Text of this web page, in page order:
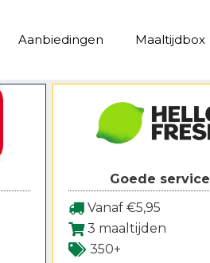
Aanbiedingen Maaltijdbox
Goede service
Vanaf €5,95
3 maaltijden
350+